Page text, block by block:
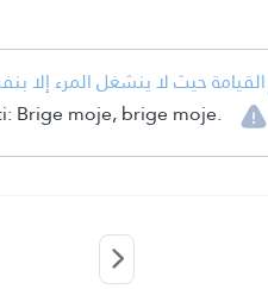
حيث لا ينشغل المرء إلا
Brige moje, brige moje.